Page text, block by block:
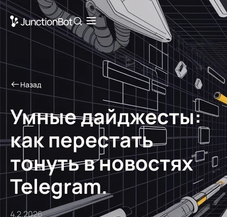
Назад
Умные дайджесты:
как перестать
тонуть в новостях
Telegram.
4.2.2026